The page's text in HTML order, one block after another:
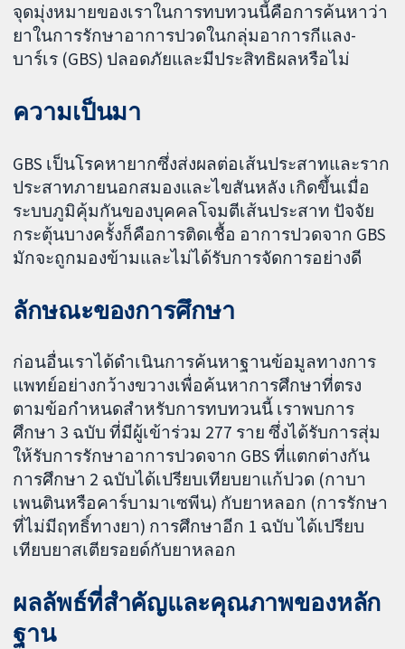
จุดมุ่งหมายของเราในการทบทวนนี้คือการค้นหาว่า
ยาในการรักษาอาการปวดในกลุ่มอาการกีแลง-
บาร์เร (GBS) ปลอดภัยและมีประสิทธิผลหรือไม่
ความเป็นมา
GBS เป็นโรคหายากซึ่งส่งผลต่อเส้นประสาทและราก
ประสาทภายนอกสมองและไขสันหลัง เกิดขึ้นเมื่อ
ระบบภูมิคุ้มกันของบุคคลโจมตีเส้นประสาท ปัจจัย
กระตุ้นบางครั้งก็คือการติดเชื้อ อาการปวดจาก GBS
มักจะถูกมองข้ามและไม่ได้รับการจัดการอย่างดี
ลักษณะของการศึกษา
ก่อนอื่นเราได้ดำเนินการค้นหาฐานข้อมูลทางการ
แพทย์อย่างกว้างขวางเพื่อค้นหาการศึกษาที่ตรง
ตามข้อกำหนดสำหรับการทบทวนนี้ เราพบการ
ศึกษา 3 ฉบับ ที่มีผู้เข้าร่วม 277 ราย ซึ่งได้รับการสุ่ม
ให้รับการรักษาอาการปวดจาก GBS ที่แตกต่างกัน
การศึกษา 2 ฉบับได้เปรียบเทียบยาแก้ปวด (กาบา
เพนตินหรือคาร์บามาเซพีน) กับยาหลอก (การรักษา
ที่ไม่มีฤทธิ์ทางยา) การศึกษาอีก 1 ฉบับ ได้เปรียบ
เทียบยาสเตียรอยด์กับยาหลอก
ผลลัพธ์ที่สำคัญและคุณภาพของหลัก
ฐาน